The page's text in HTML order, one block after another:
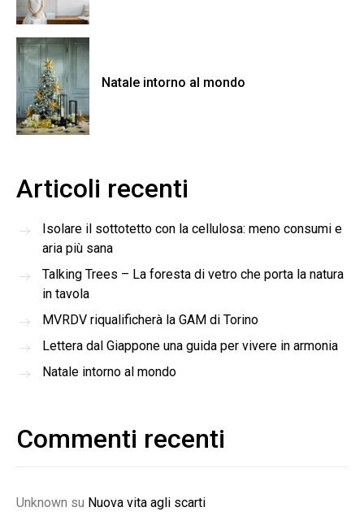
Natale intorno al mondo
Articoli recenti
Isolare il sottotetto con la cellulosa: meno consumi e
aria più sana
Talking Trees – La foresta di vetro che porta la natura
in tavola
MVRDV riqualificherà la GAM di Torino
Lettera dal Giappone una guida per vivere in armonia
Natale intorno al mondo
Commenti recenti
Unknown su Nuova vita agli scarti